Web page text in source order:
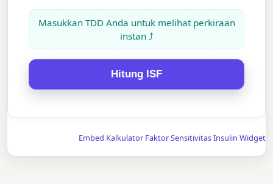
Masukkan TDD Anda untuk melihat perkiraan
instan ⤴
Hitung ISF
Embed Kalkulator Faktor Sensitivitas Insulin Widget